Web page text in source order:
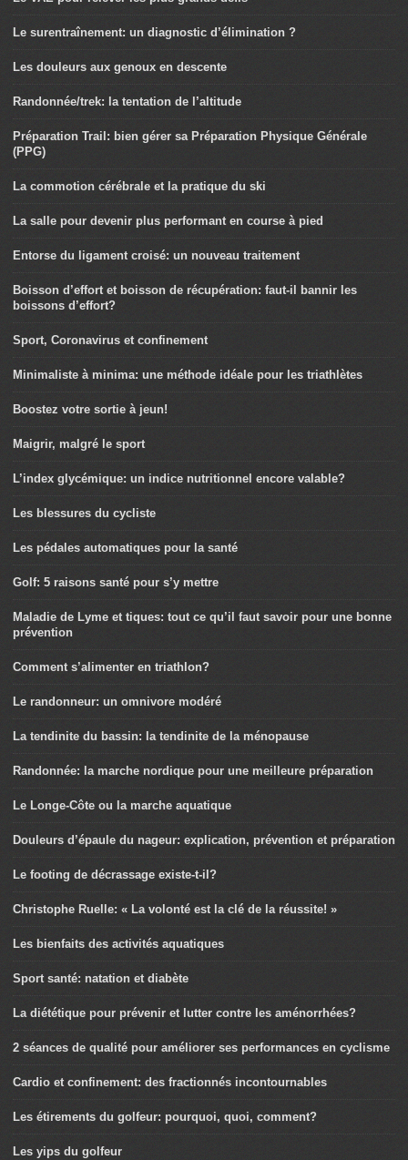
Le surentraînement: un diagnostic d’élimination ?
Les douleurs aux genoux en descente
Randonnée/trek: la tentation de l’altitude
Préparation Trail: bien gérer sa Préparation Physique Générale
(PPG)
La commotion cérébrale et la pratique du ski
La salle pour devenir plus performant en course à pied
Entorse du ligament croisé: un nouveau traitement
Boisson d’effort et boisson de récupération: faut-il bannir les
boissons d’effort?
Sport, Coronavirus et confinement
Minimaliste à minima: une méthode idéale pour les triathlètes
Boostez votre sortie à jeun!
Maigrir, malgré le sport
L’index glycémique: un indice nutritionnel encore valable?
Les blessures du cycliste
Les pédales automatiques pour la santé
Golf: 5 raisons santé pour s’y mettre
Maladie de Lyme et tiques: tout ce qu’il faut savoir pour une bonne
prévention
Comment s’alimenter en triathlon?
Le randonneur: un omnivore modéré
La tendinite du bassin: la tendinite de la ménopause
Randonnée: la marche nordique pour une meilleure préparation
Le Longe-Côte ou la marche aquatique
Douleurs d’épaule du nageur: explication, prévention et préparation
Le footing de décrassage existe-t-il?
Christophe Ruelle: « La volonté est la clé de la réussite! »
Les bienfaits des activités aquatiques
Sport santé: natation et diabète
La diététique pour prévenir et lutter contre les aménorrhées?
2 séances de qualité pour améliorer ses performances en cyclisme
Cardio et confinement: des fractionnés incontournables
Les étirements du golfeur: pourquoi, quoi, comment?
Les yips du golfeur